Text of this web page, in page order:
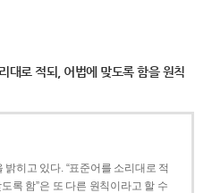
대로 적되, 어법에 맞도록 함을 원칙
히고 있다. “표준어를 소리대로 적
록 함”은 또 다른 원칙이라고 할 수